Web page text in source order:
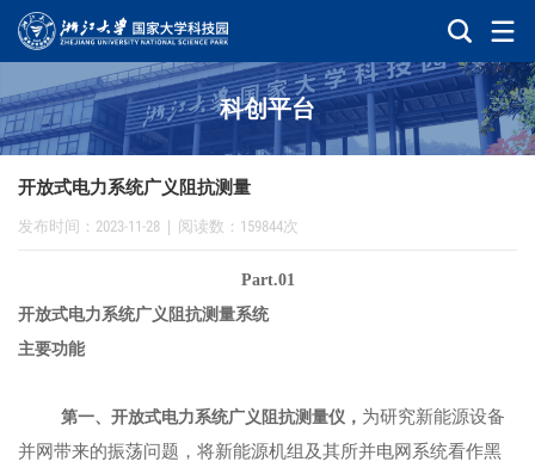
科创平台
开放式电力系统广义阻抗测量
发布时间：2023-11-28 阅读数：159844次
Part.01
开放式电力系统广义阻抗测量系统
主要功能
第一、开放式电力系统广义阻抗测量仪， 为研究新能源设备
并网带来的振荡问题，将新能源机组及其所并电网系统看作黑